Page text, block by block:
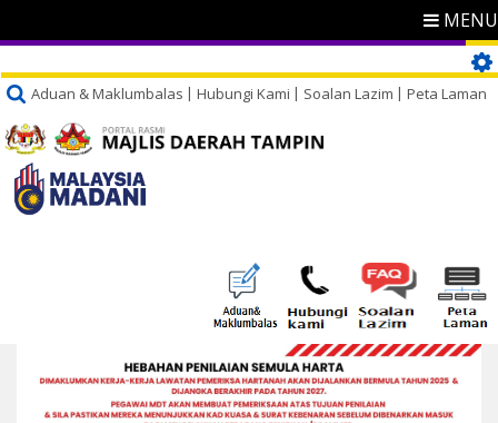
MENU
Aduan & Maklumbalas Hubungi Kami Soalan Lazim Peta Laman